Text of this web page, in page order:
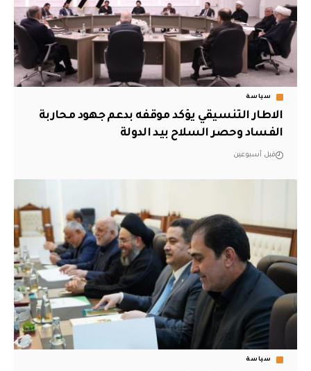
سياسة
الاطار التنسيقي يؤكد موقفه بدعم جهود محاربة
الفساد وحصر السلاح بيد الدولة
قبل أسبوعين
سياسة